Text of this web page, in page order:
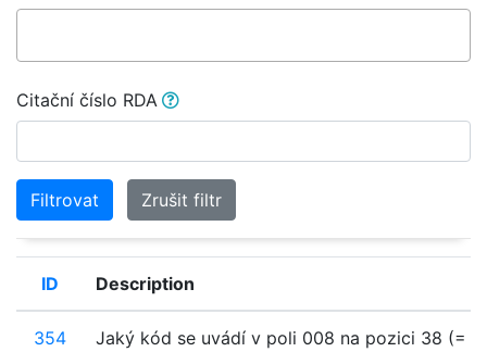
Citační číslo RDA
Filtrovat Zrušit filtr
ID Description
354
Jaký kód se uvádí v poli 008 na pozici 38 (=